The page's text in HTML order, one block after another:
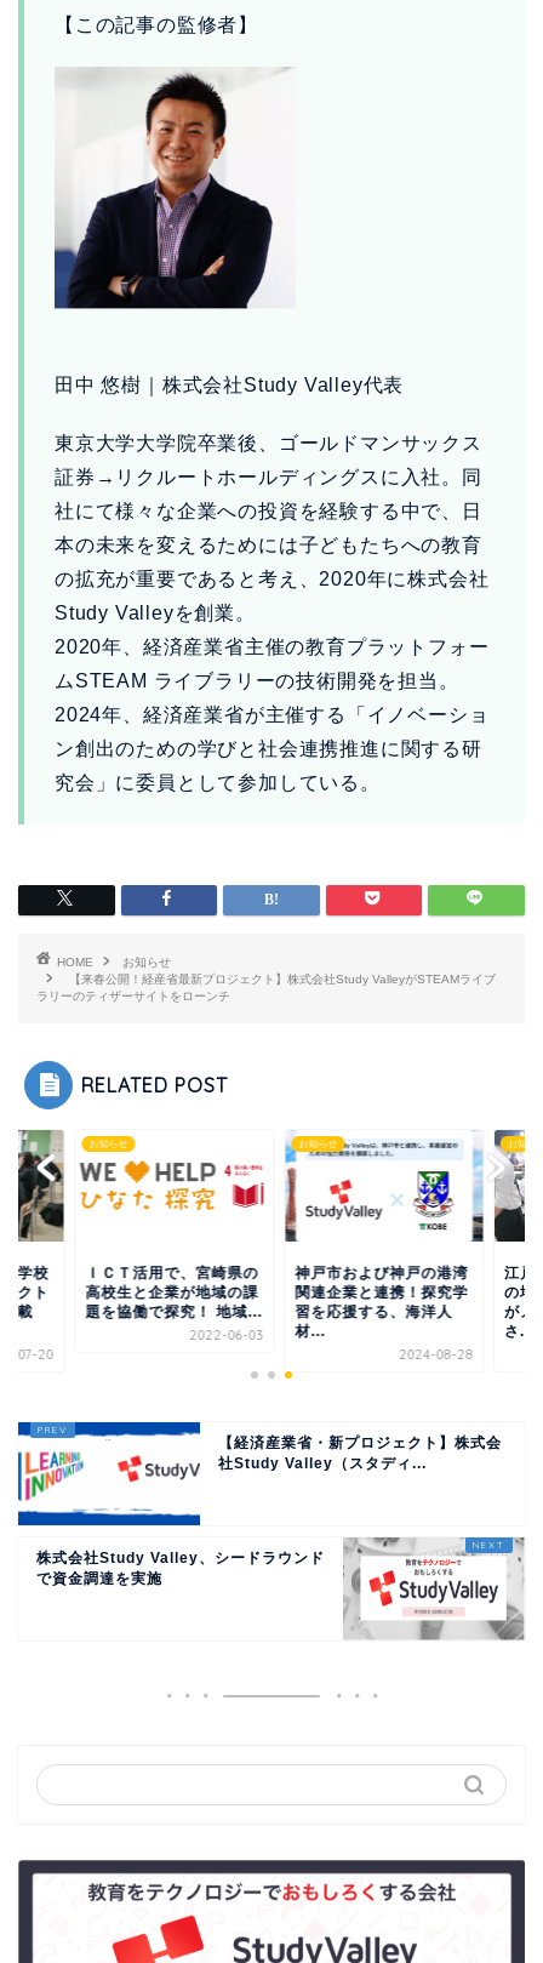
【この記事の監修者】
田中 悠樹｜株式会社Study Valley代表
東京大学大学院卒業後、ゴールドマンサックス
証券→リクルートホールディングスに入社。同
社にて様々な企業への投資を経験する中で、日
本の未来を変えるためには子どもたちへの教育
の拡充が重要であると考え、2020年に株式会社
Study Valleyを創業。
2020年、経済産業省主催の教育プラットフォー
ムSTEAM ライブラリーの技術開発を担当。
2024年、経済産業省が主催する「イノベーショ
ン創出のための学びと社会連携推進に関する研
究会」に委員として参加している。
HOME
お知らせ
【来春公開！経産省最新プロジェクト】株式会社Study ValleyがSTEAMライブ
ラリーのティザーサイトをローンチ
RELATED POST
Ｔ活用で、宮崎県の
生と企業が地域の課
協働で探究！ 地域...
神戸市および神戸の港湾
関連企業と連携！探究学
習を応援する、海洋人
材...
お知らせ
江戸川区・篠崎高等
の地域探究プロジェ
がメディアに多数掲
【経済産業省・新プロジェクト】株式会
社Study Valley（スタディ...
株式会社Study Valley、シードラウンド
で資金調達を実施